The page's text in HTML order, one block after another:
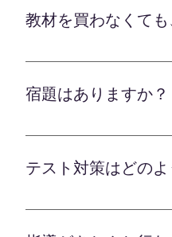
レッスンを受講でき
るスマートフォンや
のがオンライン指導
す。 遠方にお住まい
教材を買わなくて
オンライン学習塾の
目標に合わせて、市
のがオンライン指導
宿題はありますか？
オンライン学習塾の
っかりと学習定着を
量を心がけます。 弊
ンいたします。 宿題
テスト対策はどの
オンライン学習塾の